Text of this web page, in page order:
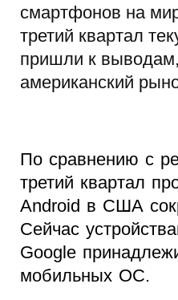
смартфонов на
третий квартал
пришли к
американский
По сравнению с
третий квартал
Android в США
Сейчас
Google
мобильных ОС.